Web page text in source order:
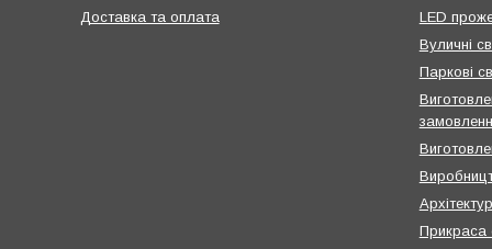
Доставка та оплата
LED
Вуличні
Паркові
Прикраса